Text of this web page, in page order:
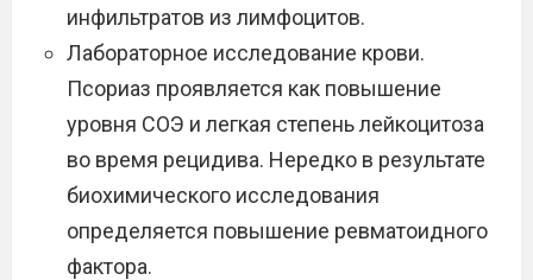
инфильтратов из лимфоцитов.
Лабораторное исследование крови.
Псориаз проявляется как повышение
уровня СОЭ и легкая степень лейкоцитоза
во время рецидива. Нередко в результате
биохимического исследования
определяется повышение ревматоидного
фактора.